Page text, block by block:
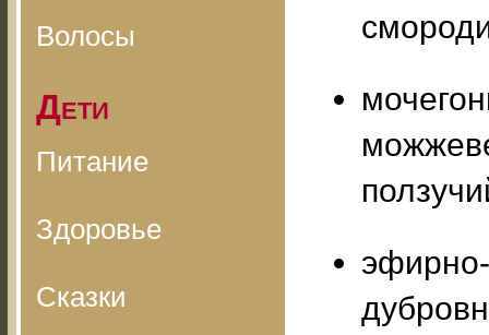
Волосы
Дети
Питание
Здоровье
Сказки